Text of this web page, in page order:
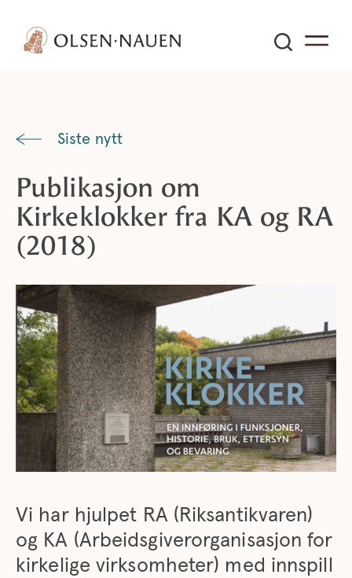
Siste nytt
Publikasjon om
Kirkeklokker fra KA og RA
(2018)
Vi har hjulpet RA (Riksantikvaren)
og KA (Arbeidsgiverorganisasjon for
kirkelige virksomheter) med innspill